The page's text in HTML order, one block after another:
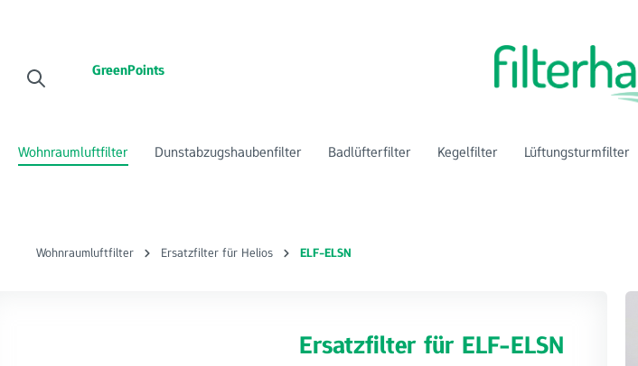
GreenPoints
Wohnraumluftfilter Dunstabzugshaubenfilter Badlüfterfilter Kegelfilter Lüftungsturmfilter
Wohnraumluftfilter Ersatzfilter für Helios ELF-ELSN
Ersatzfilter für ELF-ELSN